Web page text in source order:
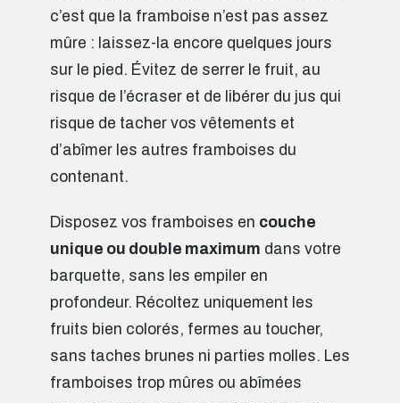
c’est que la framboise n’est pas assez
mûre : laissez-la encore quelques jours
sur le pied. Évitez de serrer le fruit, au
risque de l’écraser et de libérer du jus qui
risque de tacher vos vêtements et
d’abîmer les autres framboises du
contenant.
Disposez vos framboises en couche
unique ou double maximum dans votre
barquette, sans les empiler en
profondeur. Récoltez uniquement les
fruits bien colorés, fermes au toucher,
sans taches brunes ni parties molles. Les
framboises trop mûres ou abîmées